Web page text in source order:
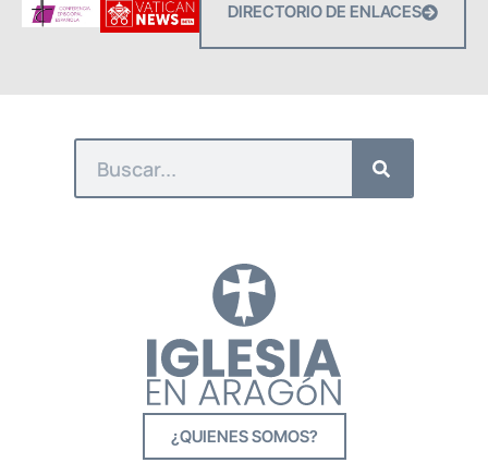
DIRECTORIO DE ENLACES
¿QUIENES SOMOS?